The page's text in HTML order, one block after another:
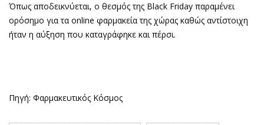
Όπως αποδεικνύεται, ο θεσμός της Black Friday παραμένει
ορόσημο για τα online φαρμακεία της χώρας καθώς αντίστοιχη
ήταν η αύξηση που καταγράφηκε και πέρσι.
Πηγή: Φαρμακευτικός Κόσμος